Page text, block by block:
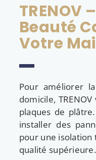
TRENOV
Beauté
Votre
Pour améliorer
domicile,
plaques de
installer des
pour une
qualité supérieure.